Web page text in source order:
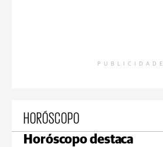
PUBLICIDADE
HORÓSCOPO
Horóscopo destaca